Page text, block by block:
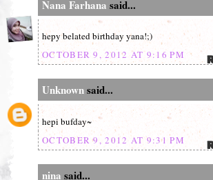
Nana Farhana said...
hepy belated birthday yana!;)
OCTOBER 9, 2012 AT 9:16 PM
Unknownsaid...
hepi bufday~
OCTOBER 9, 2012 AT 9:31 PM
nina said...